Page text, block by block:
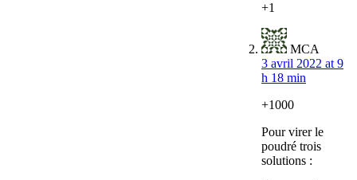
+1
MCA
3 avril 2022 at 9
h 18 min
+1000
Pour virer le
poudré trois
solutions :